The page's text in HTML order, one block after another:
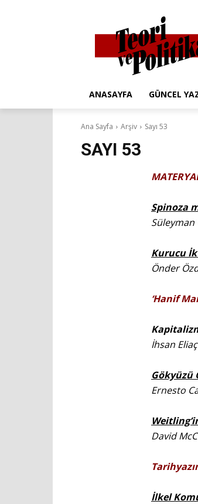
ANASAYFA GÜNCEL
Ana Sayfa Arşiv Sayı 53
SAYI 53
Spinoza
Süleyman
Kurucu
Önder
‘Hanif
İhsan
Gökyüzü
Ernesto
David
İlkel